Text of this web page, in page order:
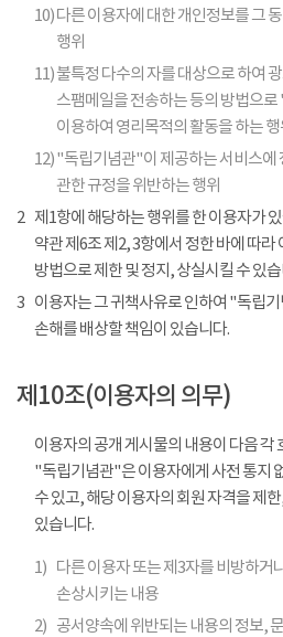
10)다른 이용자에 대한 개인정보를 그
행위
11)불특정 다수의 자를 대상으로 하여
스팸메일을 전송하는 등의 방법으
이용하여 영리목적의 활동을 하는 행
12)"독립기념관"이 제공하는 서비스에
관한 규정을 위반하는 행위
2 제1항에 해당하는 행위를 한 이용자가
약관 제6조 제2, 3항에서 정한 바에 따
방법으로 제한 및 정지, 상실시킬 수 있
3 이용자는 그 귀책사유로 인하여 "독립
손해를 배상할 책임이 있습니다.
제10조(이용자의 의무)
이용자의 공개 게시물의 내용이 다음 각
"독립기념관"은 이용자에게 사전 통지
수 있고, 해당 이용자의 회원 자격을 제
있습니다.
1) 다른 이용자 또는 제3자를 비방하거
손상시키는 내용
2) 공서양속에 위반되는 내용의 정보,